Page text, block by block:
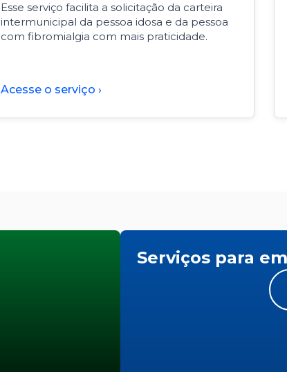
Esse serviço facilita a solicitação da carteira
intermunicipal da pessoa idosa e da pessoa
com fibromialgia com mais praticidade.
Acesse o serviço ›
Serviços para